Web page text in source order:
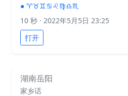
● ♈♉♊♋♌♍♎♏
10 秒 · 2022年5月5日 23:25
打开
湖南岳阳
家乡话